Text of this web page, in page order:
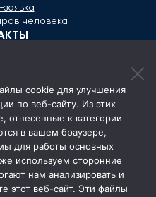
человека
11/3, Кишинёв
08:00 - 17:00
cookie для улучшения
по веб-сайту. Из этих
отнесенные к категории
в вашем браузере,
для работы основных
используем сторонние
нам анализировать и
этот веб-сайт. Эти файлы